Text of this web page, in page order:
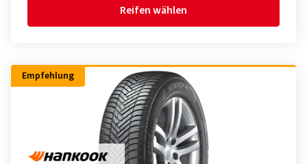
Reifen wählen
Empfehlung